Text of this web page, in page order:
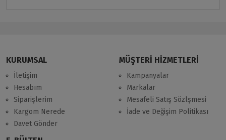
KURUMSAL
İletişim
Hesabım
Siparişlerim
Kargom Nerede
Davet Gönder
MÜŞTERİ HİZMETLERİ
Kampanyalar
Markalar
Mesafeli Satış Sözlşmesi
İade ve Değişim Politikası